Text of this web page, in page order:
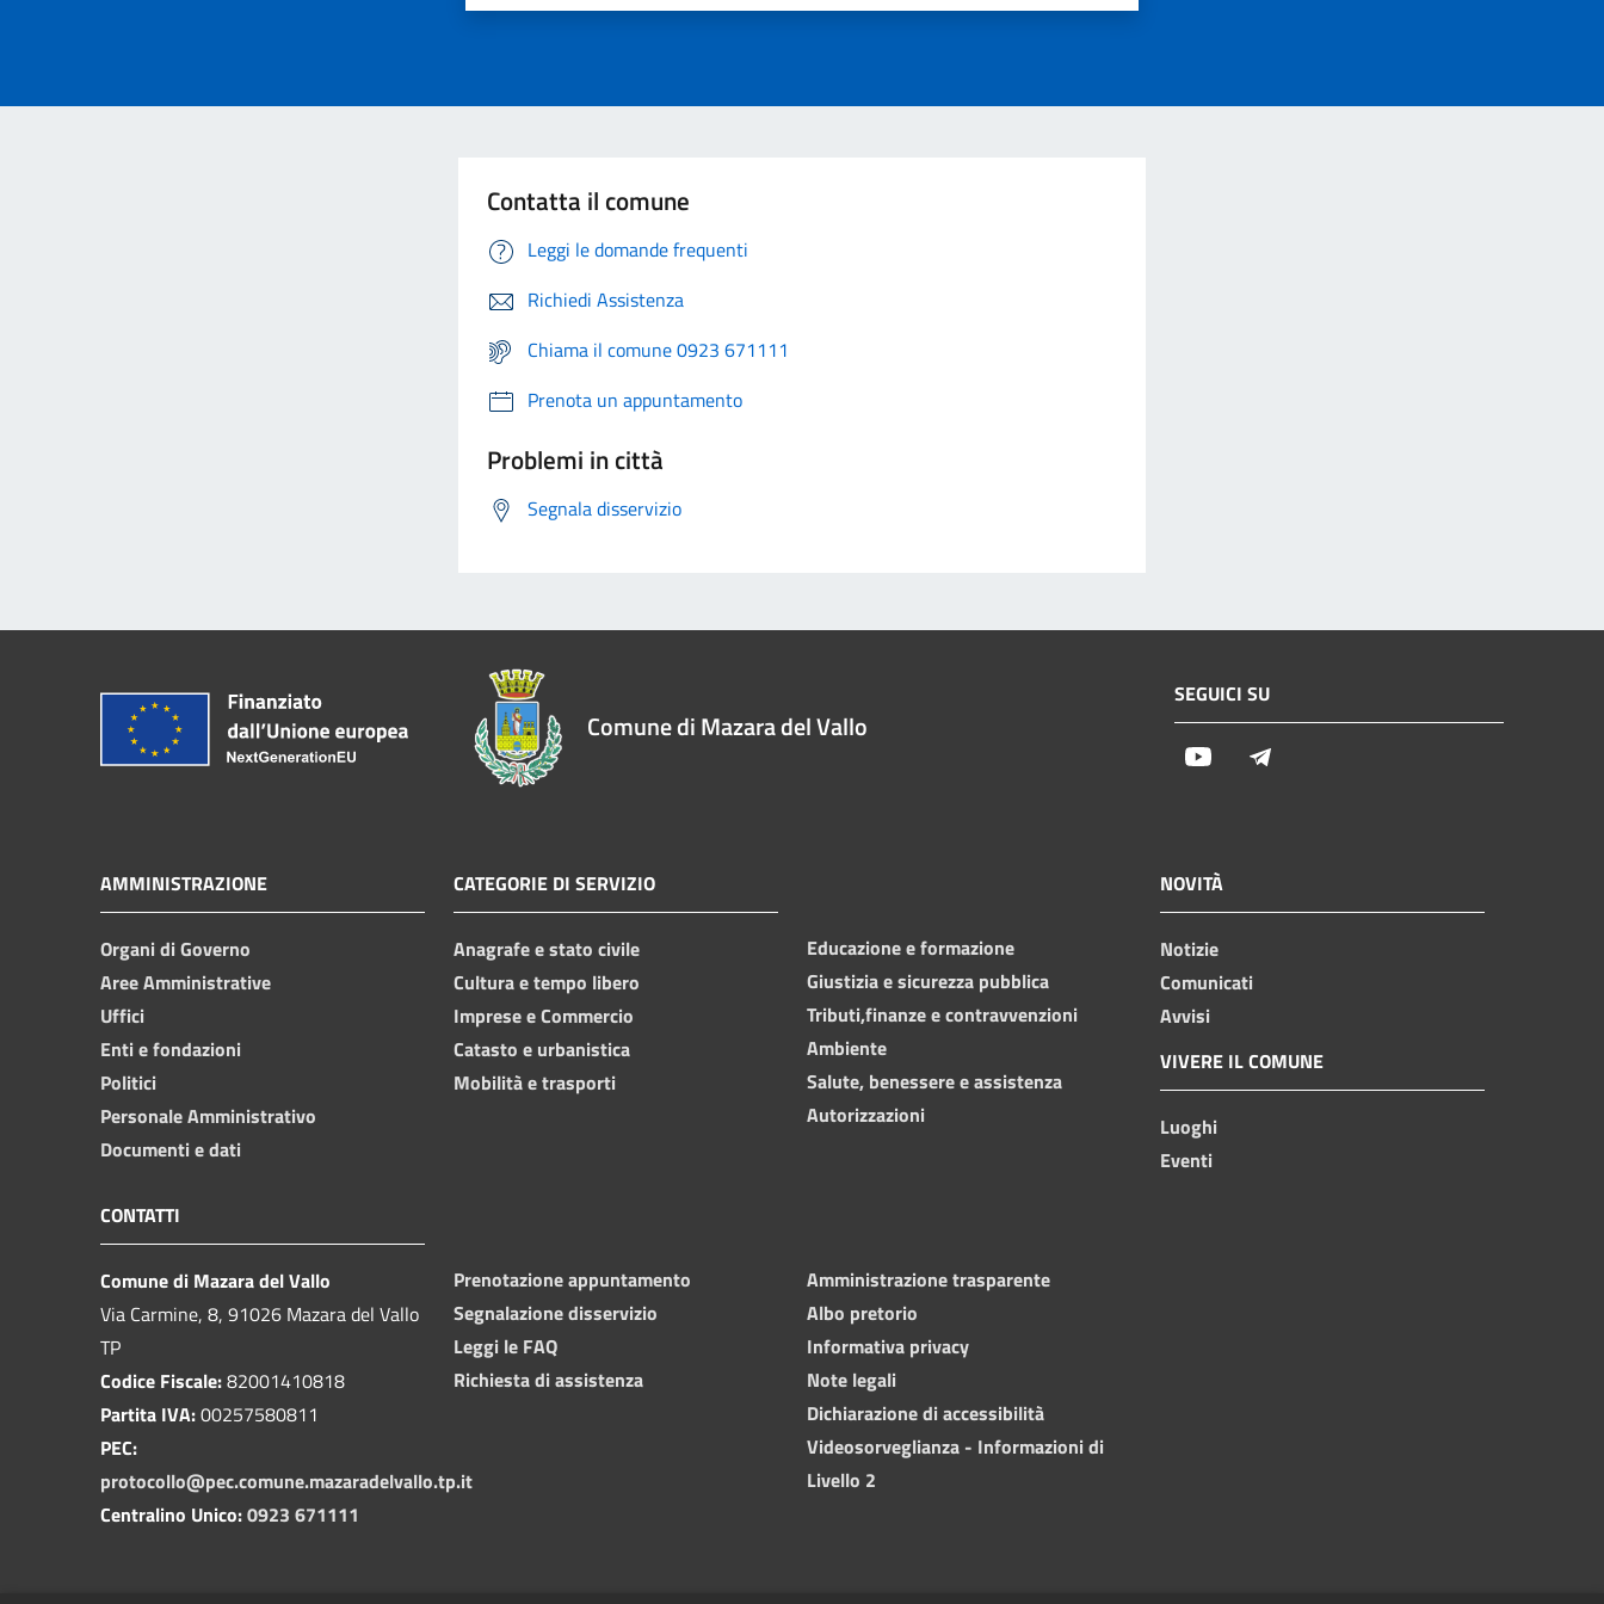
Contatta il comune
Leggi le domande frequenti
Richiedi Assistenza
Chiama il comune 0923 671111
Prenota un appuntamento
Problemi in città
Segnala disservizio
Comune di Mazara del Vallo
SEGUICI SU
Youtube
AMMINISTRAZIONE
Organi di Governo
Aree Amministrative
Uffici
Enti e fondazioni
Politici
Personale Amministrativo
Documenti e dati
CATEGORIE DI SERVIZIO
Anagrafe e stato civile
Cultura e tempo libero
Imprese e Commercio
Catasto e urbanistica
Mobilità e trasporti
Educazione e formazione
Giustizia e sicurezza pubblica
Tributi,finanze e contravvenzioni
Ambiente
Salute, benessere e assistenza
Autorizzazioni
NOVITÀ
Notizie
Comunicati
Avvisi
VIVERE IL COMUNE
Luoghi
Eventi
CONTATTI
Comune di Mazara del Vallo
Via Carmine, 8, 91026 Mazara del Vallo
TP
Codice Fiscale:82001410818
Partita IVA:00257580811
PEC:
protocollo@pec.comune.mazaradelvallo.tp.it
Centralino Unico:0923 671111
Prenotazione appuntamento
Segnalazione disservizio
Leggi le FAQ
Richiesta di assistenza
Amministrazione trasparente
Albo pretorio
Informativa privacy
Note legali
Dichiarazione di accessibilità
Videosorveglianza - Informazioni di
Livello 2